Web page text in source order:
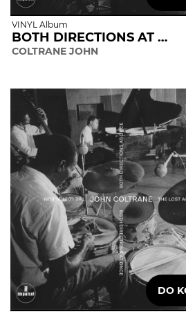
VINYL Album
BOTH DIRECTIONS AT ONCE:
COLTRANE JOHN